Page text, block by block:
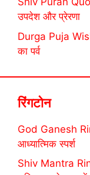
उपदेश और प्रेरणा
Durga Puja
का पर्व
रिंगटोन
God Ganesh
आध्यात्मिक स्पर्श
Shiv Mantra